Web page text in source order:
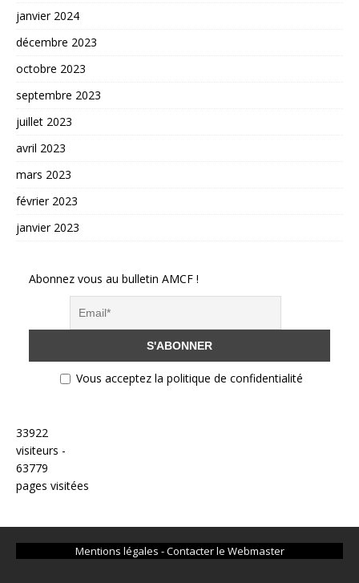
janvier 2024
décembre 2023
octobre 2023
septembre 2023
juillet 2023
avril 2023
mars 2023
février 2023
janvier 2023
Abonnez vous au bulletin AMCF !
Vous acceptez la politique de confidentialité
33922
visiteurs -
63779
pages visitées
Mentions légales -Contacter le Webmaster